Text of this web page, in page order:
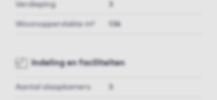
Verdieping
Woonoppervlakte m² 134
Indeling en faciliteiten
Aantal slaapkamers